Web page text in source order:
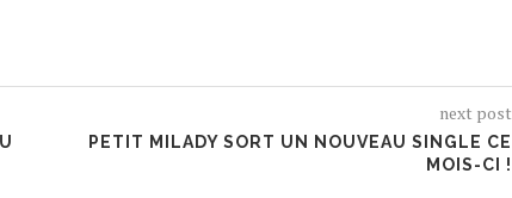
next post
PETIT MILADY SORT UN NOUVEAU SINGLE CE
MOIS-CI !